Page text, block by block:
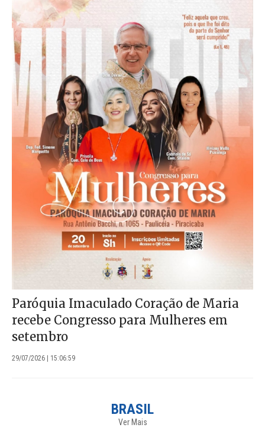
Paróquia Imaculado Coração de Maria
recebe Congresso para Mulheres em
setembro
29/07/2026 | 15:06:59
BRASIL
Ver Mais